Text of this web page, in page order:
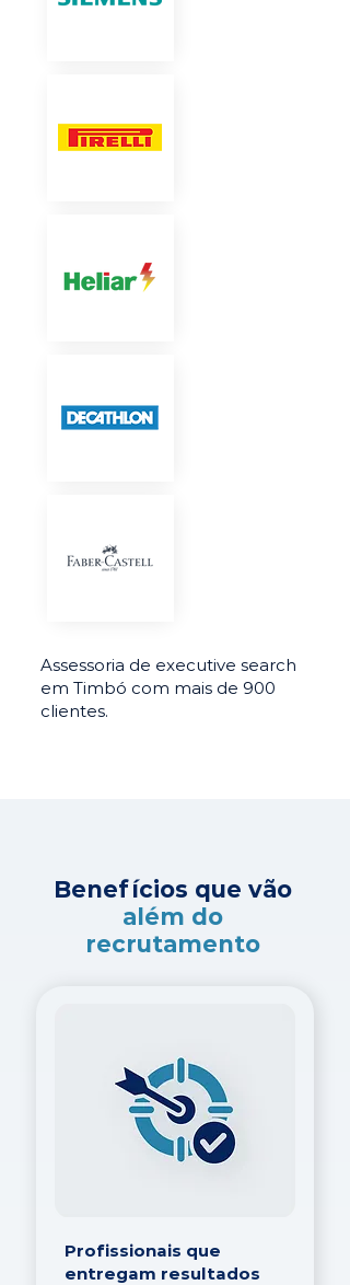
Assessoria de executive search
em Timbó com mais de 900
clientes.
Benefícios que vão
além do
recrutamento
Profissionais que
entregam resultados